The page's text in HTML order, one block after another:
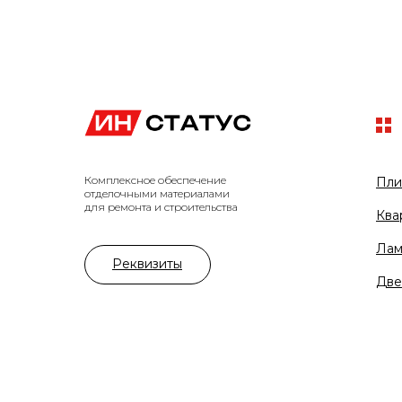
Комплексное обеспечение
отделочными материалами
для ремонта и строительства
Реквизиты